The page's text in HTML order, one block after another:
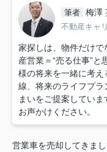
筆者 梅澤
不動産キャ
家探しは、物件だけ
産営業＝“売る仕事”と
様の将来を一緒に考え
線、将来のライフプ
まいをご提案してい
お声かけください。
営業車を売却してきま